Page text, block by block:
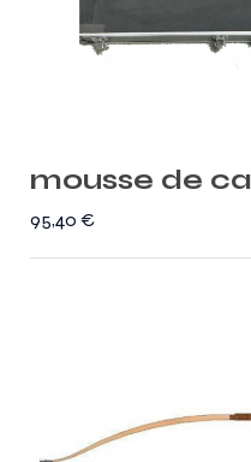
mousse de
95,40€